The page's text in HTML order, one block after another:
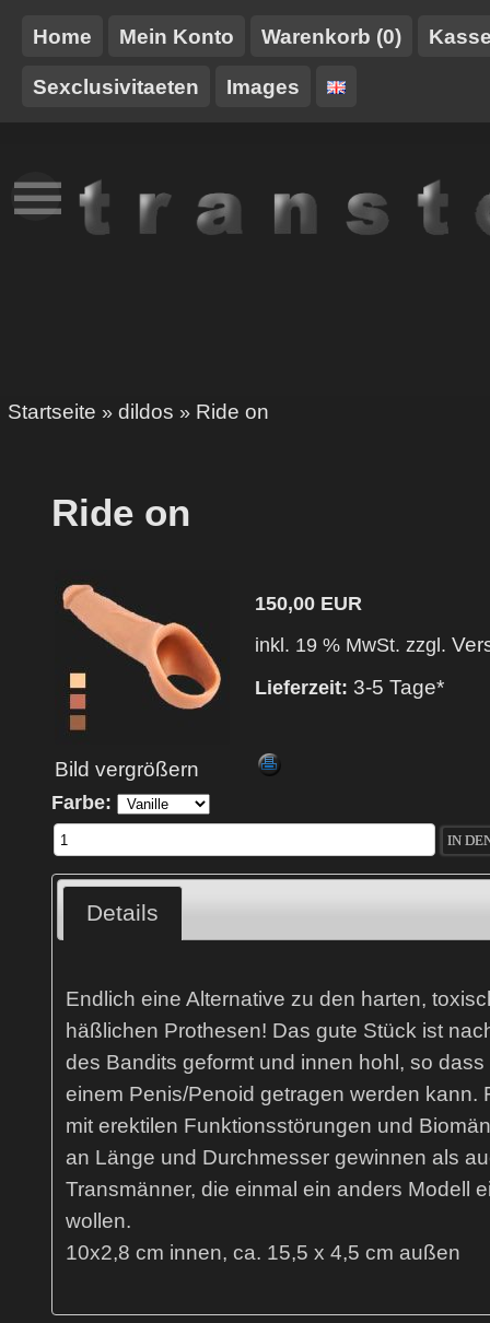
Home Mein Konto Warenkorb (0)
Sexclusivitaeten Images
NEUES
TT-
TRANSTOY
GURTE/HARNESSE
Startseite » dildos » Ride on
Ride on
Bild vergrößern
150,00 EUR
inkl. 19 % MwSt. zzgl.
Lieferzeit: 3-5 Tage*
Farbe:
Details
Endlich eine Alternative zu den harten,
häßlichen Prothesen! Das gute Stück ist
des Bandits geformt und innen hohl, so dass
einem Penis/Penoid getragen werden kann.
mit erektilen Funktionsstörungen und
an Länge und Durchmesser gewinnen als
Transmänner, die einmal ein anders Modell
wollen.
10x2,8 cm innen, ca. 15,5 x 4,5 cm außen